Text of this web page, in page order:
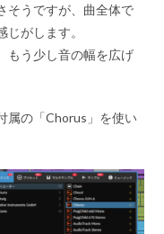
そうですが、曲全体で
がします。
もう少し音の幅を広げ
属の「Chorus」を使い